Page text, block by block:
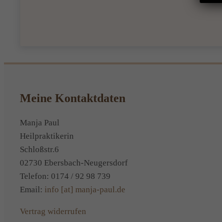
Meine Kontaktdaten
Manja Paul
Heilpraktikerin
Schloßstr.6
02730 Ebersbach-Neugersdorf
Telefon: 0174 / 92 98 739
Email: info [at] manja-paul.de
Vertrag widerrufen